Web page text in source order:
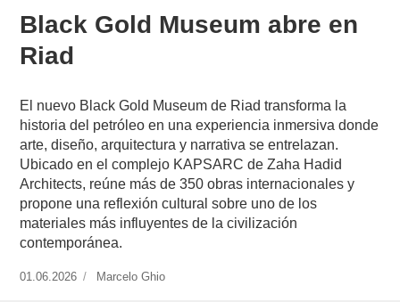
Black Gold Museum abre en
Riad
El nuevo Black Gold Museum de Riad transforma la
historia del petróleo en una experiencia inmersiva donde
arte, diseño, arquitectura y narrativa se entrelazan.
Ubicado en el complejo KAPSARC de Zaha Hadid
Architects, reúne más de 350 obras internacionales y
propone una reflexión cultural sobre uno de los
materiales más influyentes de la civilización
contemporánea.
Publicado
01.06.2026
https://www.experimenta.es/author/marcelo-
Marcelo Ghio